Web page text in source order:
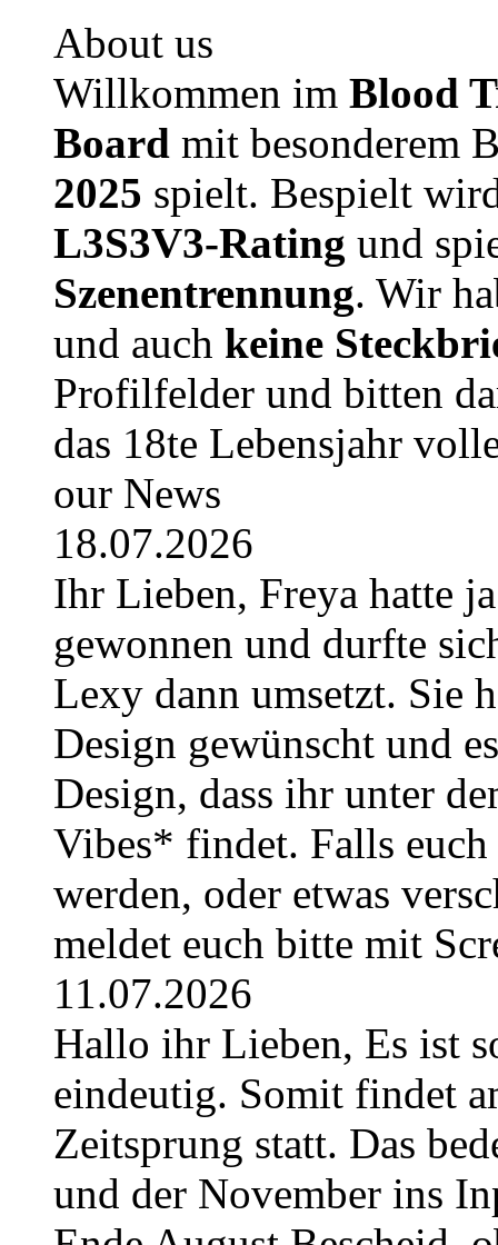
About us
Willkommen im Blood
Board mit besonderem
2025 spielt. Bespielt
L3S3V3-Rating und
Szenentrennung. Wir
und auch keine
Profilfelder und bitten
das 18te Lebensjahr
our News
18.07.2026
Ihr Lieben, Freya hatte
gewonnen und durfte
Lexy dann umsetzt. Sie
Design gewünscht und
Design, dass ihr unter
Vibes* findet. Falls
werden, oder etwas
meldet euch bitte mit
11.07.2026
Hallo ihr Lieben, Es ist
eindeutig. Somit findet
Zeitsprung statt. Das
und der November ins